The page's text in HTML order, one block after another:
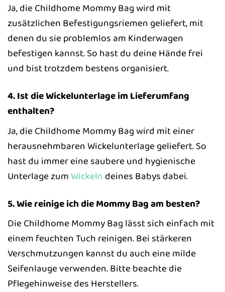
Ja, die Childhome Mommy Bag wird mit
zusätzlichen Befestigungsriemen geliefert, mit
denen du sie problemlos am Kinderwagen
befestigen kannst. So hast du deine Hände frei
und bist trotzdem bestens organisiert.
4. Ist die Wickelunterlage im Lieferumfang
enthalten?
Ja, die Childhome Mommy Bag wird mit einer
herausnehmbaren Wickelunterlage geliefert. So
hast du immer eine saubere und hygienische
Unterlage zum Wickeln deines Babys dabei.
5. Wie reinige ich die Mommy Bag am besten?
Die Childhome Mommy Bag lässt sich einfach mit
einem feuchten Tuch reinigen. Bei stärkeren
Verschmutzungen kannst du auch eine milde
Seifenlauge verwenden. Bitte beachte die
Pflegehinweise des Herstellers.